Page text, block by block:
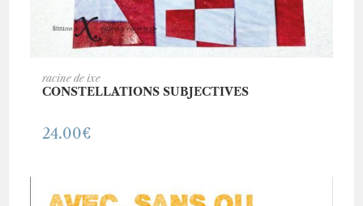
racine de ixe
CONSTELLATIONS SUBJECTIVES
24.00€